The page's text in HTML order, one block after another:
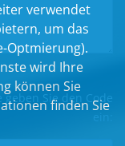
geben Sie den Code
verwendet
um das
Optmierung).
wird Ihre
können Sie
finden Sie